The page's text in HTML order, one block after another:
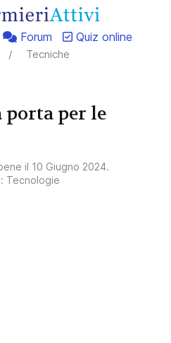
Forum
Quiz online
Tecniche
per le
il 10 Giugno 2024.
Tecnologie